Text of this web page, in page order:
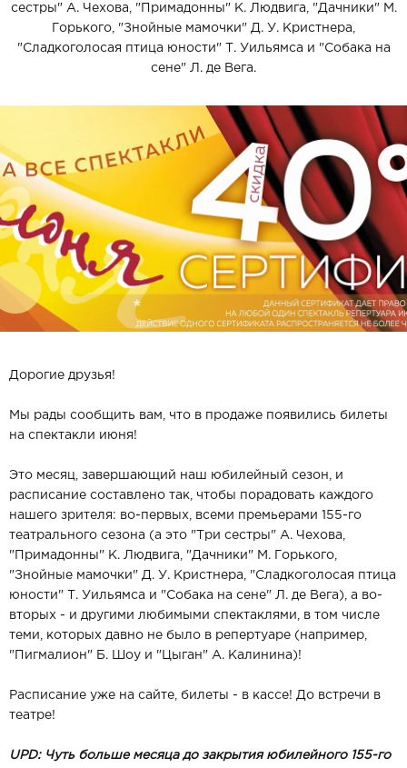
сестры" А. Чехова, "Примадонны" К. Людвига, "Дачники" М.
Горького, "Знойные мамочки" Д. У. Кристнера,
"Сладкоголосая птица юности" Т. Уильямса и "Собака на
сене" Л. де Вега.
Дорогие друзья!
Мы рады сообщить вам, что в продаже появились билеты
на спектакли июня!
Это месяц, завершающий наш юбилейный сезон, и
расписание составлено так, чтобы порадовать каждого
нашего зрителя: во-первых, всеми премьерами 155-го
театрального сезона (а это "Три сестры" А. Чехова,
"Примадонны" К. Людвига, "Дачники" М. Горького,
"Знойные мамочки" Д. У. Кристнера, "Сладкоголосая птица
юности" Т. Уильямса и "Собака на сене" Л. де Вега), а во-
вторых - и другими любимыми спектаклями, в том числе
теми, которых давно не было в репертуаре (например,
"Пигмалион" Б. Шоу и "Цыган" А. Калинина)!
Расписание уже на сайте, билеты - в кассе! До встречи в
театре!
UPD: Чуть больше месяца до закрытия юбилейного 155-го